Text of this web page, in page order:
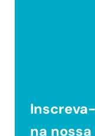
na nossa